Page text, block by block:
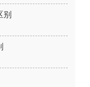
别